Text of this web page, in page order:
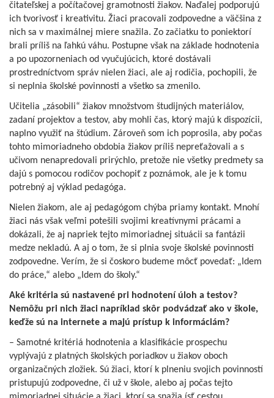
čitateľskej a počítačovej gramotnosti žiakov. Naďalej podporujú
ich tvorivosť i kreativitu. Žiaci pracovali zodpovedne a väčšina z
nich sa v maximálnej miere snažila. Zo začiatku to poniektorí
brali príliš na ľahkú váhu. Postupne však na základe hodnotenia
a po upozorneniach od vyučujúcich, ktoré dostávali
prostredníctvom správ nielen žiaci, ale aj rodičia, pochopili, že
si neplnia školské povinnosti a všetko sa zmenilo.
Učitelia „zásobili“ žiakov množstvom študijných materiálov,
zadaní projektov a testov, aby mohli čas, ktorý majú k dispozícii,
naplno využiť na štúdium. Zároveň som ich poprosila, aby počas
tohto mimoriadneho obdobia žiakov príliš nepreťažovali a s
učivom nenapredovali prirýchlo, pretože nie všetky predmety sa
dajú s pomocou rodičov pochopiť z poznámok, ale je k tomu
potrebný aj výklad pedagóga.
Nielen žiakom, ale aj pedagógom chýba priamy kontakt. Mnohí
žiaci nás však veľmi potešili svojimi kreatívnymi prácami a
dokázali, že aj napriek tejto mimoriadnej situácii sa fantázii
medze nekladú. A aj o tom, že si plnia svoje školské povinnosti
zodpovedne. Verím, že si čoskoro budeme môcť povedať: „Idem
do práce,“ alebo „Idem do školy.“
Aké kritéria sú nastavené pri hodnotení úloh a testov?
Nemôžu pri nich žiaci napríklad skôr podvádzať ako v škole,
keďže sú na internete a majú prístup k informáciám?
– Samotné kritériá hodnotenia a klasifikácie prospechu
vyplývajú z platných školských poriadkov u žiakov oboch
organizačných zložiek. Sú žiaci, ktorí k plneniu svojich povinností
pristupujú zodpovedne, či už v škole, alebo aj počas tejto